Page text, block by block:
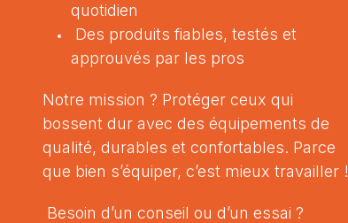
quotidien
Des produits fiables, testés et
approuvés par les pros
Notre mission ? Protéger ceux qui
bossent dur avec des équipements de
qualité, durables et confortables. Parce
que bien s’équiper, c’est mieux travailler !
Besoin d’un conseil ou d’un essai ?